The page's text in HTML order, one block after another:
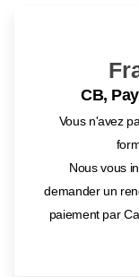
CB,
Vous n'avez
Nous vous
demander un
paiement par